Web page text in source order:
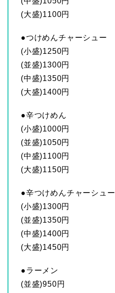
(大盛)1100円
●つけめんチャーシュー
(小盛)1250円
(並盛)1300円
(中盛)1350円
(大盛)1400円
●辛つけめん
(小盛)1000円
(並盛)1050円
(中盛)1100円
(大盛)1150円
●辛つけめんチャーシュー
(小盛)1300円
(並盛)1350円
(中盛)1400円
(大盛)1450円
●ラーメン
(並盛)950円